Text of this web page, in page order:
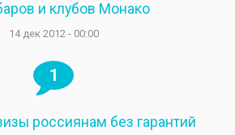
и клубов Монако
14 дек 2012 - 00:00
1
россиянам без гарантий